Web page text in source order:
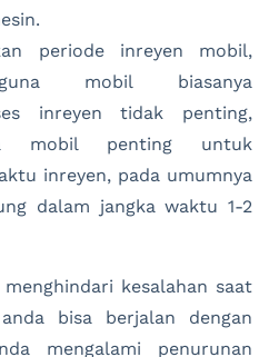
periode inreyen mobil,
mobil biasanya
inreyen tidak penting,
mobil penting untuk
inreyen, pada umumnya
dalam jangka waktu 1-2
kesalahan saat
bisa berjalan dengan
mengalami penurunan